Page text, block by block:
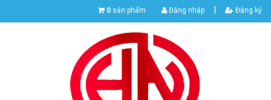
0 sản phẩm Đăng nhập | Đăng ký